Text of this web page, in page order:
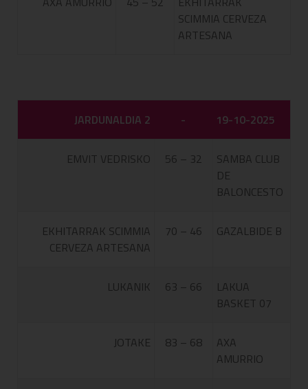
SCIMMIA CERVEZA
ARTESANA
JARDUNALDIA 2 - 19-10-2025
EMVIT VEDRISKO 56 – 32
SAMBA CLUB
DE
BALONCESTO
EKHITARRAK SCIMMIA
CERVEZA ARTESANA
70 – 46 GAZALBIDE B
LUKANIK 63 – 66
LAKUA
BASKET 07
JOTAKE 83 – 68
AXA
AMURRIO